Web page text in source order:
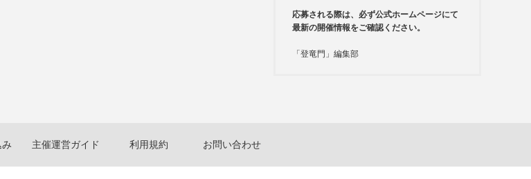
応募される際は、必ず公式ホームページにて
最新の開催情報をご確認ください。
「登竜門」編集部
主催運営ガイド 利用規約 お問い合わせ